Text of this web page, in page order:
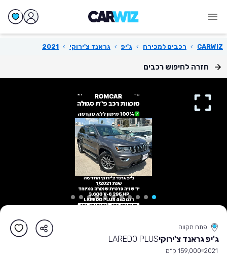
CARWIZ
› רכבים למכירה › ג'יפ › גראנד צ'ירוקי ›
2021
חזרה לחיפוש רכבים
פתח תקווה
ג'יפ גראנד צ'ירוקיLAREDO PLUS
2021 159,000 ק״מ